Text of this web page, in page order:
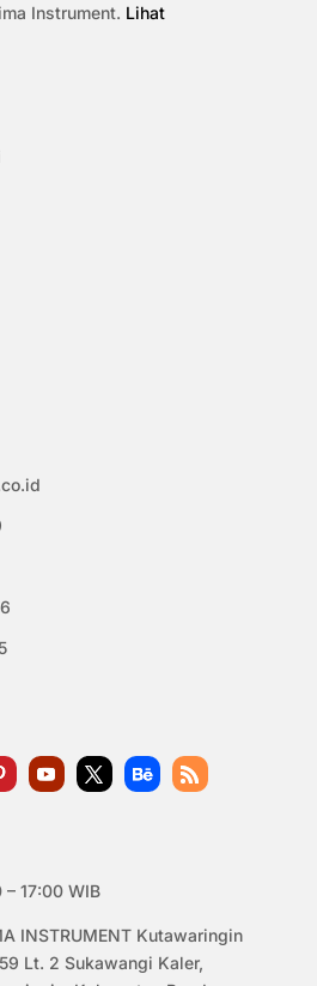
Instrument. Lihat
17:00 WIB
INSTRUMENT Kutawaringin
Lt. 2 Sukawangi Kaler,